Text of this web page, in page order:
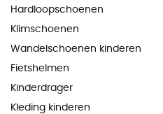
Hardloopschoenen
Klimschoenen
Wandelschoenen kinderen
Fietshelmen
Kinderdrager
Kleding kinderen